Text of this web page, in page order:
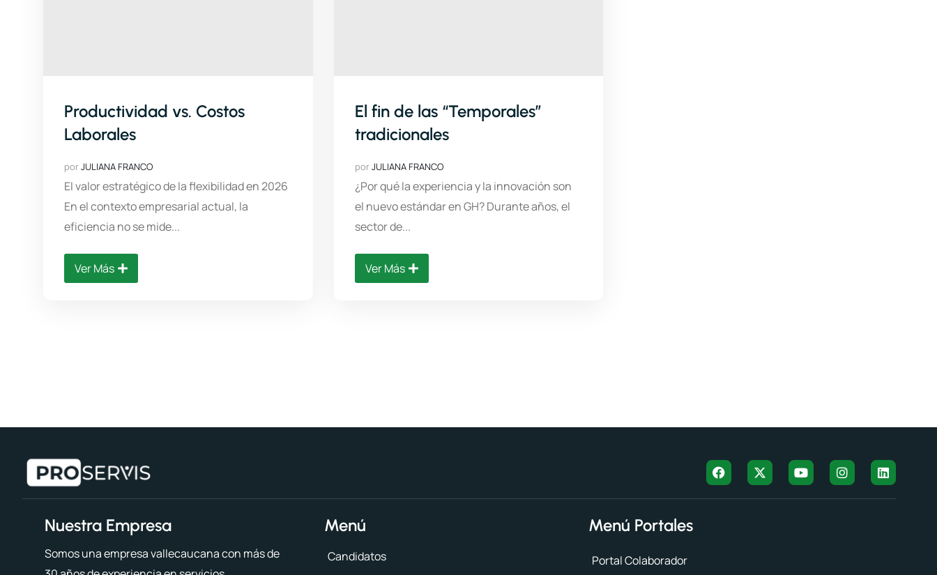
Productividad vs. Costos
Laborales
porJULIANA FRANCO
El valor estratégico de la flexibilidad en 2026
En el contexto empresarial actual, la
eficiencia no se mide...
Ver Más
El fin de las “Temporales”
tradicionales
porJULIANA FRANCO
¿Por qué la experiencia y la innovación son
el nuevo estándar en GH? Durante años, el
sector de...
Ver Más
Nuestra Empresa
Somos una empresa vallecaucana con más de
Menú
Candidatos
Menú Portales
Portal Colaborador